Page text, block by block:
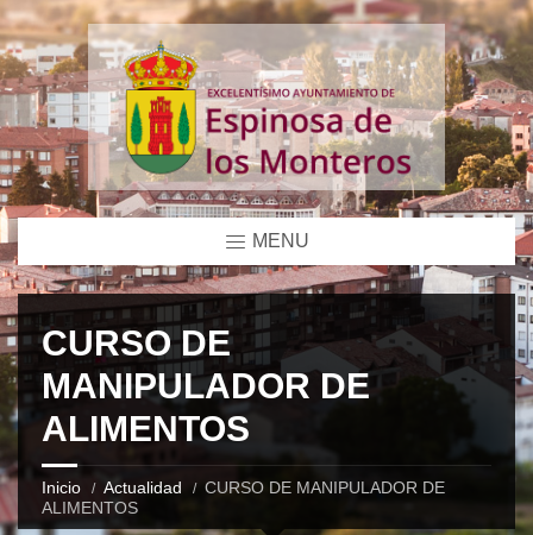
MENU
CURSO DE
MANIPULADOR DE
ALIMENTOS
Inicio Actualidad
CURSO DE MANIPULADOR DE
ALIMENTOS